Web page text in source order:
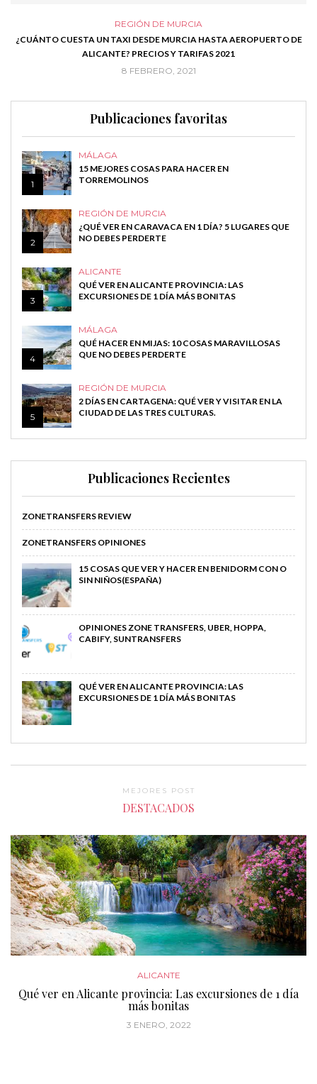
REGIÓN DE MURCIA
¿CUÁNTO CUESTA UN TAXI DESDE MURCIA HASTA AEROPUERTO DE
ALICANTE? PRECIOS Y TARIFAS 2021
8 FEBRERO, 2021
Publicaciones favoritas
1
MÁLAGA
15 MEJORES COSAS PARA HACER EN
TORREMOLINOS
2
REGIÓN DE MURCIA
¿QUÉ VER EN CARAVACA EN 1 DÍA? 5 LUGARES QUE
NO DEBES PERDERTE
3
ALICANTE
QUÉ VER EN ALICANTE PROVINCIA: LAS
EXCURSIONES DE 1 DÍA MÁS BONITAS
4
MÁLAGA
QUÉ HACER EN MIJAS: 10 COSAS MARAVILLOSAS
QUE NO DEBES PERDERTE
5
REGIÓN DE MURCIA
2 DÍAS EN CARTAGENA: QUÉ VER Y VISITAR EN LA
CIUDAD DE LAS TRES CULTURAS.
Publicaciones Recientes
ZONETRANSFERS REVIEW
ZONETRANSFERS OPINIONES
15 COSAS QUE VER Y HACER EN BENIDORM CON O
SIN NIÑOS(ESPAÑA)
OPINIONES ZONE TRANSFERS, UBER, HOPPA,
CABIFY, SUNTRANSFERS
QUÉ VER EN ALICANTE PROVINCIA: LAS
EXCURSIONES DE 1 DÍA MÁS BONITAS
MEJORES POST
DESTACADOS
ALICANTE
Qué ver en Alicante provincia: Las excursiones de 1 día
más bonitas
3 ENERO, 2022